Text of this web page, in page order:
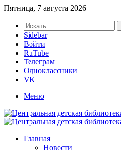
Пятница, 7 августа 2026
Sidebar
Войти
RuTube
Телеграм
Одноклассники
VK
Меню
Главная
Новости